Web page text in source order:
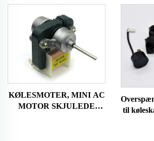
køleanlæg til biler og
køleskabe
KØLESMOTER, MINI AC
MOTOR SKJULEDE
til